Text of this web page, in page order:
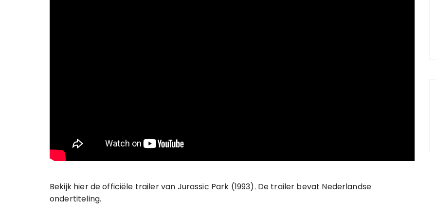
Bekijk hier de officiële trailer van Jurassic Park (1993). De trailer bevat Nederlandse
ondertiteling.